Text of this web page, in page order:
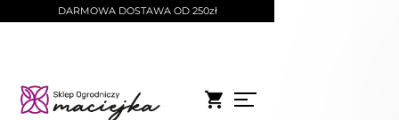
DARMOWA DOSTAWA OD 250zł